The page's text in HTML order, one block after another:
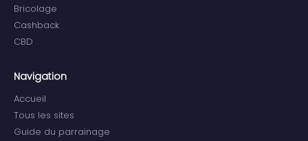
Bricolage
Cashback
CBD
Navigation
Accueil
Tous les sites
Guide du parrainage